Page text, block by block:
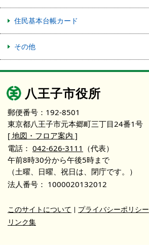
住民基本台帳カード
その他
八王子市役所
郵便番号：192-8501
東京都八王子市元本郷町三丁目24番1号
[ 地図・フロア案内 ]
電話： 042-626-3111 （代表）
午前8時30分から午後5時まで
（土曜、日曜、祝日は、閉庁です。）
法人番号： 1000020132012
このサイトについて プライバシーポリシー
リンク集